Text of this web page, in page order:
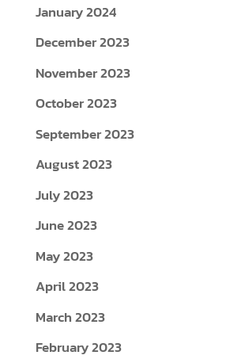
January 2024
December 2023
November 2023
October 2023
September 2023
August 2023
July 2023
June 2023
May 2023
April 2023
March 2023
February 2023